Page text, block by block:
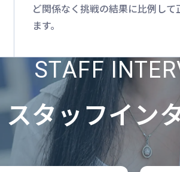
ど関係なく挑戦の結果に比例して
ます。
STAFF
スタッフイン